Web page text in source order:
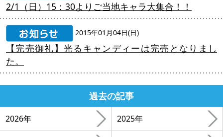
2/1（日）15：30よりご当地キャラ大集合！！
2015年01月04日(日)
【完売御礼】光るキャンディーは完売となりまし
た。
過去の記事
2026年 2025年